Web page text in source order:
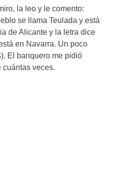
la leo y le comento:
se llama Teulada y está
de Alicante y la letra dice
en Navarra. Un poco
El banquero me pidió
cuántas veces.